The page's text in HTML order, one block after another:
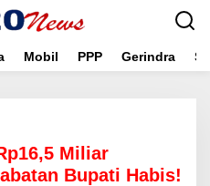
Mobil PPP Gerindra
Miliar
Bupati Habis!